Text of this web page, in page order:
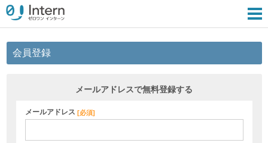
会員登録
メールアドレスで無料登録する
メールアドレス [必須]